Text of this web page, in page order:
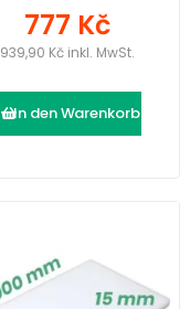
50) mm
777 Kč
939,90 Kč inkl. MwSt.
In den Warenkorb